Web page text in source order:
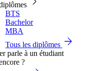
BTS
Bachelor
MBA
Tous les diplômes
?